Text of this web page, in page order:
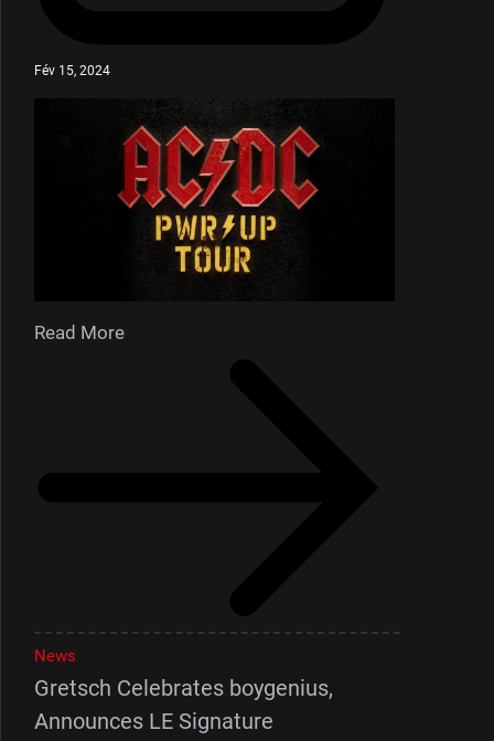
Fév 15, 2024
Read More
News
Gretsch Celebrates boygenius,
Announces LE Signature